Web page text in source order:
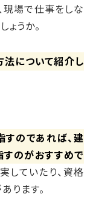
現場で仕事をしな
うか。
法について紹介し
のであれば、建
のがおすすめで
ていたり、資格
ります。